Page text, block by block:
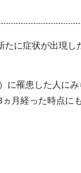
たに症状が出現し
に罹患した人に
月経った時点に